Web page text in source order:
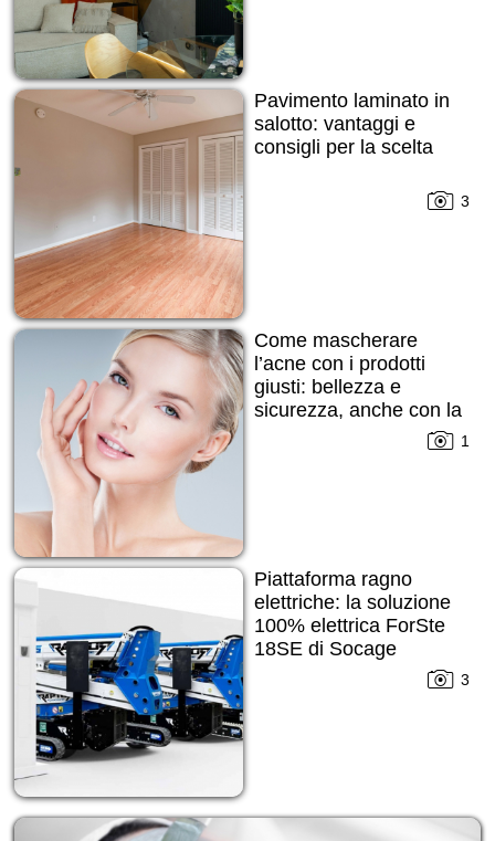
Pavimento laminato in
salotto: vantaggi e
consigli per la scelta
3
Come mascherare
l’acne con i prodotti
giusti: bellezza e
sicurezza, anche con la
1
Piattaforma ragno
elettriche: la soluzione
100% elettrica ForSte
18SE di Socage
3